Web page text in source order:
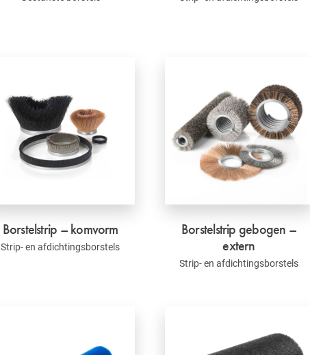
Borstelstrip – komvorm
Strip- en afdichtingsborstels
Borstelstrip gebogen –
extern
Strip- en afdichtingsborstels